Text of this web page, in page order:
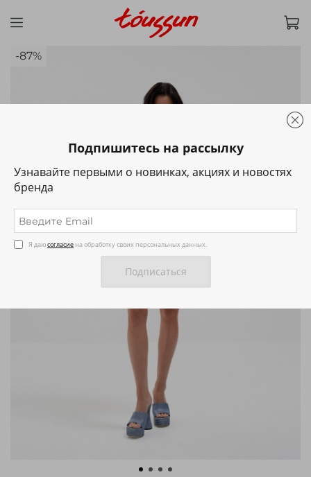
-87%
Подпишитесь на рассылку
Узнавайте первыми о новинках, акциях и новостях
бренда
Я даюсогласие на обработку своих персональных данных.